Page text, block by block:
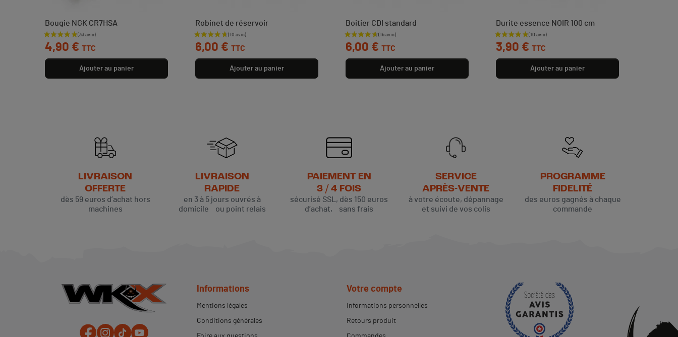
Bougie NGK CR7HSA
Prix
4,90 € TTC
Ajouter au panier
Robinet de réservoir
Prix
6,00 € TTC
Ajouter au panier
Boitier CDI standard
Prix
6,00 € TTC
Ajouter au panier
Durite essence NOIR 100 cm
Prix
3,90 € TTC
Ajouter au panier
LIVRAISON
OFFERTE
dès 59 euros d’achat hors
machines
LIVRAISON
RAPIDE
en 3 à 5 jours ouvrés à
domicile ou point relais
PAIEMENT EN
3 / 4 FOIS
sécurisé SSL, dès 150 euros
d’achat, sans frais
SERVICE
APRÈS-VENTE
à votre écoute, dépannage
et suivi de vos colis
PROGRAMME
FIDELITÉ
des euros gagnés à chaque
commande
Informations
Mentions légales
Conditions générales
Votre compte
Informations personnelles
Retours produit